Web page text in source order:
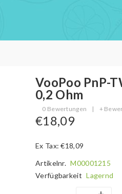
VooPoo PnP-
0,2 Ohm
0 Bewertungen | +
€18,09
Ex Tax: €18,09
Artikelnr. M00001215
Verfügbarkeit Lagernd